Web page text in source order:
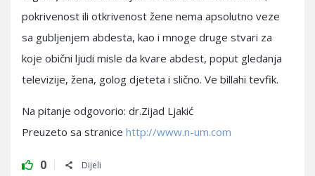
pokrivenost ili otkrivenost žene nema apsolutno veze
sa gubljenjem abdesta, kao i mnoge druge stvari za
koje obični ljudi misle da kvare abdest, poput gledanja
televizije, žena, golog djeteta i slično. Ve billahi tevfik.
Na pitanje odgovorio: dr.Zijad Ljakić
Preuzeto sa stranice http://www.n-um.com
0 Dijeli